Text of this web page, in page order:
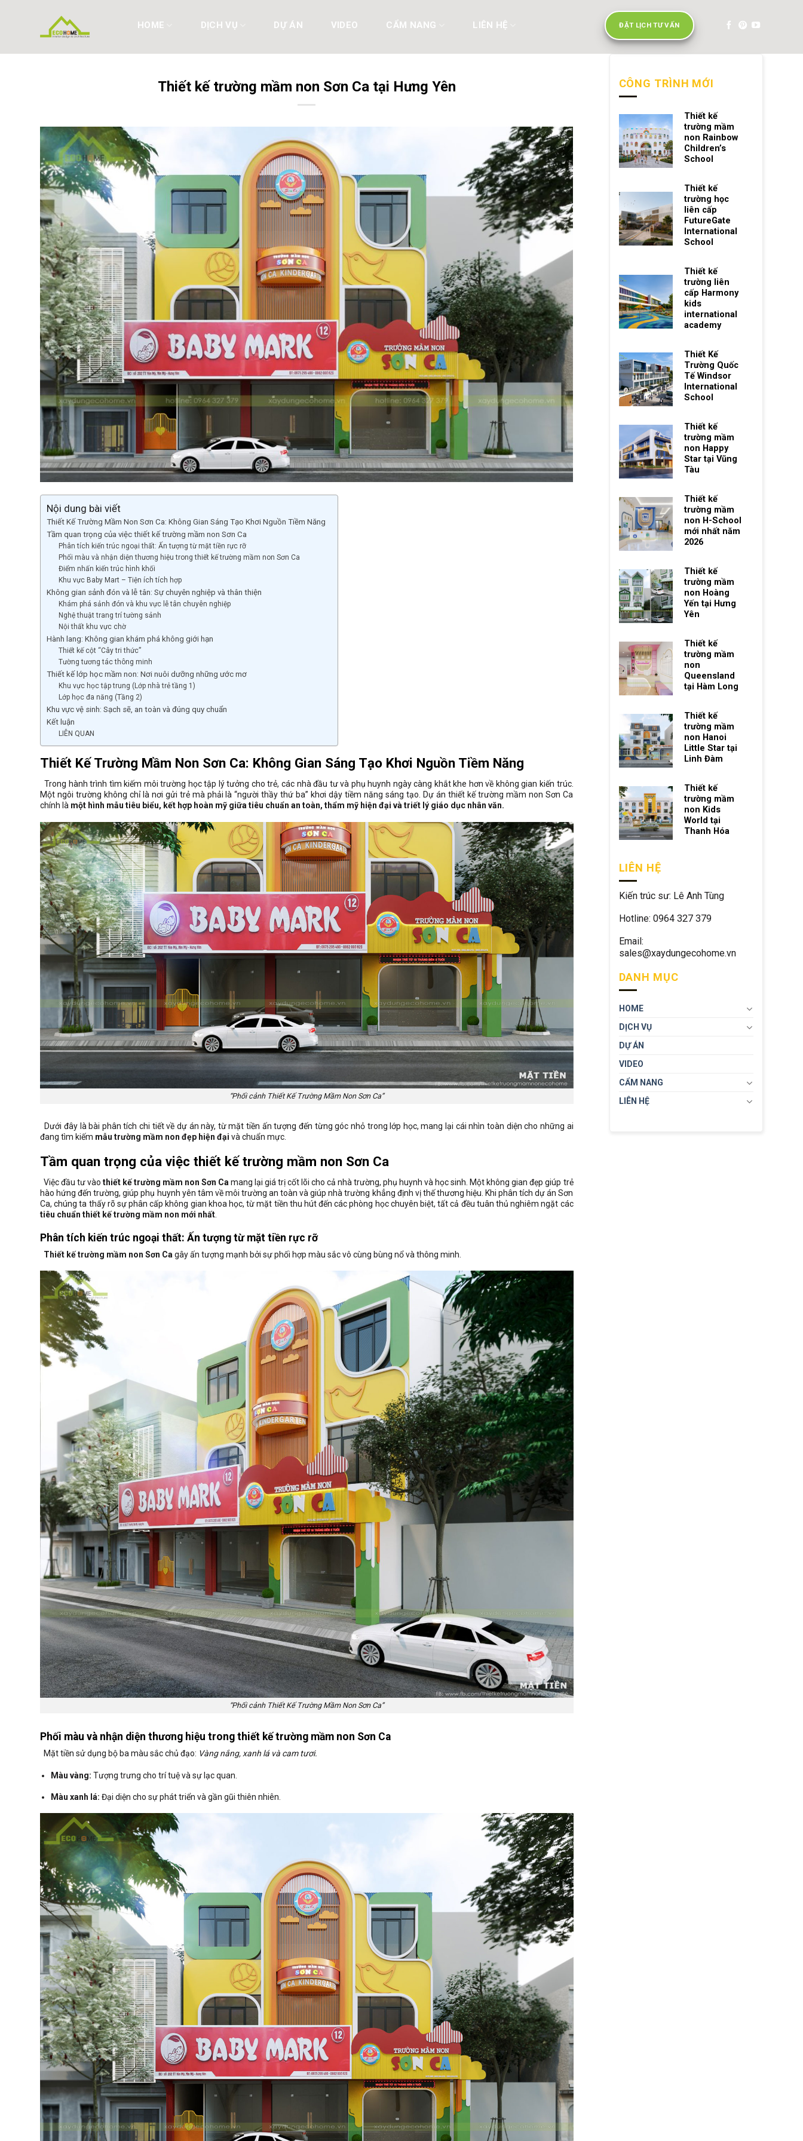
HOME DỊCH VỤ DỰ ÁN VIDEO CẨM NANG LIÊN HỆ ĐẶT LỊCH TƯ VẤN
Thiết kế trường mầm non Sơn Ca tại Hưng Yên
Nội dung bài viết
Thiết Kế Trường Mầm Non Sơn Ca: Không Gian Sáng Tạo Khơi Nguồn Tiềm Năng
Tầm quan trọng của việc thiết kế trường mầm non Sơn Ca
Phân tích kiến trúc ngoại thất: Ấn tượng từ mặt tiền rực rỡ
Phối màu và nhận diện thương hiệu trong thiết kế trường mầm non Sơn Ca
Điểm nhấn kiến trúc hình khối
Khu vực Baby Mart – Tiện ích tích hợp
Không gian sảnh đón và lễ tân: Sự chuyên nghiệp và thân thiện
Khám phá sảnh đón và khu vực lễ tân chuyên nghiệp
Nghệ thuật trang trí tường sảnh
Nội thất khu vực chờ
Hành lang: Không gian khám phá không giới hạn
Thiết kế cột “Cây tri thức”
Tường tương tác thông minh
Thiết kế lớp học mầm non: Nơi nuôi dưỡng những ước mơ
Khu vực học tập trung (Lớp nhà trẻ tầng 1)
Lớp học đa năng (Tầng 2)
Khu vực vệ sinh: Sạch sẽ, an toàn và đúng quy chuẩn
Kết luận
LIÊN QUAN
Thiết Kế Trường Mầm Non Sơn Ca: Không Gian Sáng Tạo Khơi Nguồn Tiềm Năng
Trong hành trình tìm kiếm môi trường học tập lý tưởng cho trẻ, các nhà đầu tư và phụ huynh ngày càng khắt khe hơn về không gian kiến trúc.
Một ngôi trường không chỉ là nơi gửi trẻ mà phải là “người thầy thứ ba” khơi dậy tiềm năng sáng tạo. Dự án thiết kế trường mầm non Sơn Ca
chính là một hình mẫu tiêu biểu, kết hợp hoàn mỹ giữa tiêu chuẩn an toàn, thẩm mỹ hiện đại và triết lý giáo dục nhân văn.
“Phối cảnh Thiết Kế Trường Mầm Non Sơn Ca”
Dưới đây là bài phân tích chi tiết về dự án này, từ mặt tiền ấn tượng đến từng góc nhỏ trong lớp học, mang lại cái nhìn toàn diện cho những ai
đang tìm kiếm mẫu trường mầm non đẹp hiện đại và chuẩn mực.
Tầm quan trọng của việc thiết kế trường mầm non Sơn Ca
Việc đầu tư vàothiết kế trường mầm non Sơn Camang lại giá trị cốt lõi cho cả nhà trường, phụ huynh và học sinh. Một không gian đẹp giúp trẻ
hào hứng đến trường, giúp phụ huynh yên tâm về môi trường an toàn và giúp nhà trường khẳng định vị thế thương hiệu. Khi phân tích dự án Sơn
Ca, chúng ta thấy rõ sự phân cấp không gian khoa học, từ mặt tiền thu hút đến các phòng học chuyên biệt, tất cả đều tuân thủ nghiêm ngặt các
tiêu chuẩn thiết kế trường mầm non mới nhất.
Phân tích kiến trúc ngoại thất: Ấn tượng từ mặt tiền rực rỡ
T hiết kế trường mầm non Sơn Cagây ấn tượng mạnh bởi sự phối hợp màu sắc vô cùng bùng nổ và thông minh.
“Phối cảnh Thiết Kế Trường Mầm Non Sơn Ca”
Phối màu và nhận diện thương hiệu trong thiết kế trường mầm non Sơn Ca
Mặt tiền sử dụng bộ ba màu sắc chủ đạo: Vàng nắng, xanh lá và cam tươi.
Màu vàng: Tượng trưng cho trí tuệ và sự lạc quan.
Màu xanh lá: Đại diện cho sự phát triển và gần gũi thiên nhiên.
CÔNG TRÌNH MỚI
Thiết kế
trường mầm
non Rainbow
Children’s
School
Thiết kế
trường học
liên cấp
FutureGate
International
School
Thiết kế
trường liên
cấp Harmony
kids
international
academy
Thiết Kế
Trường Quốc
Tế Windsor
International
School
Thiết kế
trường mầm
non Happy
Star tại Vũng
Tàu
Thiết kế
trường mầm
non H-School
mới nhất năm
2026
Thiết kế
trường mầm
non Hoàng
Yến tại Hưng
Yên
Thiết kế
trường mầm
non
Queensland
tại Hàm Long
Thiết kế
trường mầm
non Hanoi
Little Star tại
Linh Đàm
Thiết kế
trường mầm
non Kids
World tại
Thanh Hóa
LIÊN HỆ
Kiến trúc sư: Lê Anh Tùng
Hotline: 0964 327 379
Email:
sales@xaydungecohome.vn
DANH MỤC
HOME
DỊCH VỤ
DỰ ÁN
VIDEO
CẨM NANG
LIÊN HỆ